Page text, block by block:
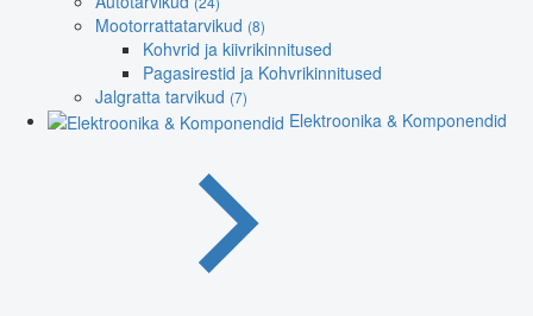
Mootorrattatarvikud (8)
Kohvrid ja kiivrikinnitused
Pagasirestid ja Kohvrikinnitused
Jalgratta tarvikud (7)
Elektroonika & Komponendid